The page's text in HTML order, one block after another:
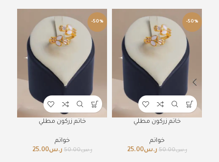
-50%
خاتم زركون مطلي
خواتم
ر.س50.00 ر.س25.00
-50%
خاتم زركون مطلي
خواتم
ر.س50.00 ر.س25.00